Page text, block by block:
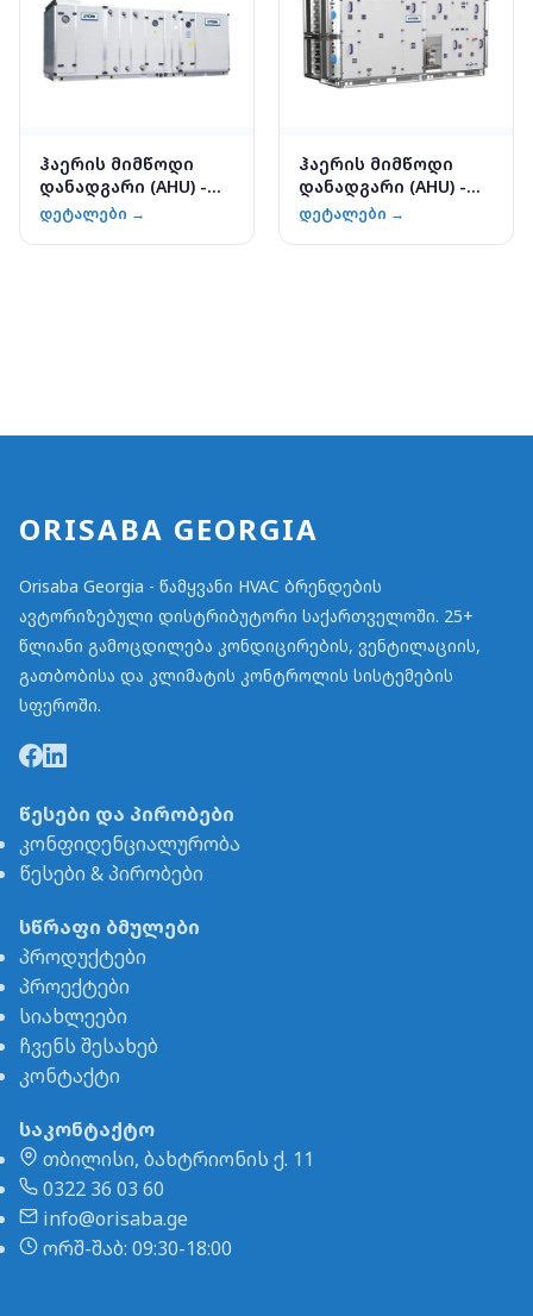
ჰაერის მიმწოდი
დანადგარი (AHU) -
YORK YMD
დეტალები →
ჰაერის მიმწოდი
დანადგარი (AHU) -
YORK YMB-SP
დეტალები →
ORISABA GEORGIA
Orisaba Georgia - წამყვანი HVAC ბრენდების
ავტორიზებული დისტრიბუტორი საქართველოში. 25+
წლიანი გამოცდილება კონდიცირების, ვენტილაციის,
გათბობისა და კლიმატის კონტროლის სისტემების
სფეროში.
წესები და პირობები
კონფიდენციალურობა
წესები & პირობები
სწრაფი ბმულები
პროდუქტები
პროექტები
სიახლეები
ჩვენს შესახებ
კონტაქტი
საკონტაქტო
თბილისი, ბახტრიონის ქ. 11
0322 36 03 60
info@orisaba.ge
ორშ-შაბ: 09:30-18:00